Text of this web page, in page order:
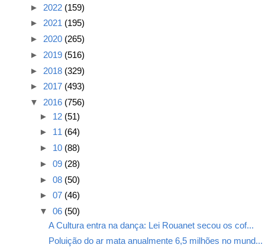
► 2022 (159)
► 2021 (195)
► 2020 (265)
► 2019 (516)
► 2018 (329)
► 2017 (493)
▼ 2016 (756)
► 12 (51)
► 11 (64)
► 10 (88)
► 09 (28)
► 08 (50)
► 07 (46)
▼ 06 (50)
A Cultura entra na dança: Lei Rouanet secou os cof...
Poluição do ar mata anualmente 6,5 milhões no mund...